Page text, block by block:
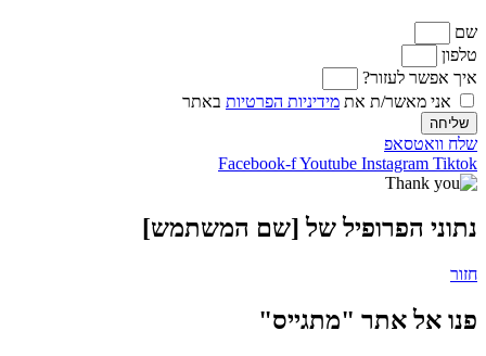
ת אתמידיניות הפרטיותבאתר
Facebook-fYoutube
של [שם המשתמש]
אתר "מתגייס"